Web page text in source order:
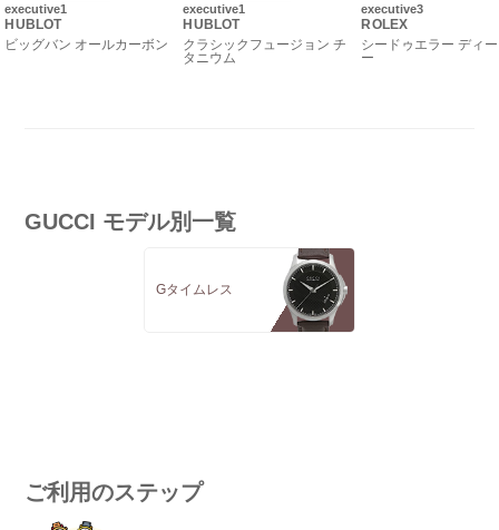
executive1
HUBLOT
ビッグバン オールカーボン
executive1
HUBLOT
クラシックフュージョン チ
タニウム
executive3
ROLEX
シードゥエラー ディ
ー
GUCCI モデル別一覧
Gタイムレス
ご利用のステップ